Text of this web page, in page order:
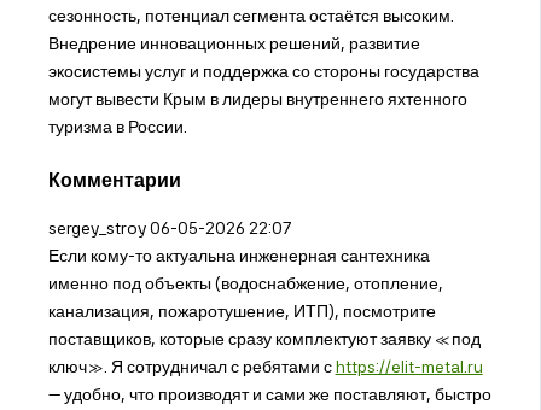
сезонность, потенциал сегмента остаётся высоким.
Внедрение инновационных решений, развитие
экосистемы услуг и поддержка со стороны государства
могут вывести Крым в лидеры внутреннего яхтенного
туризма в России.
Комментарии
sergey_stroy 06-05-2026 22:07
Если кому-то актуальна инженерная сантехника
именно под объекты (водоснабжение, отопление,
канализация, пожаротушение, ИТП), посмотрите
поставщиков, которые сразу комплектуют заявку «под
ключ». Я сотрудничал с ребятами сhttps://elit-metal.ru
— удобно, что производят и сами же поставляют, быстро